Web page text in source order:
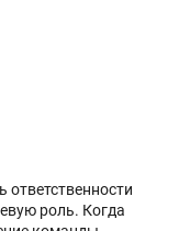
роль. Когда